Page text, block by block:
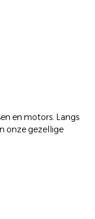
en motors. Langs
onze gezellige